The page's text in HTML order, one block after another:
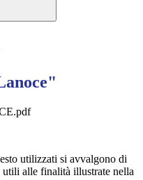
utilizzati si avvalgono di
utili alle finalità illustrate nella